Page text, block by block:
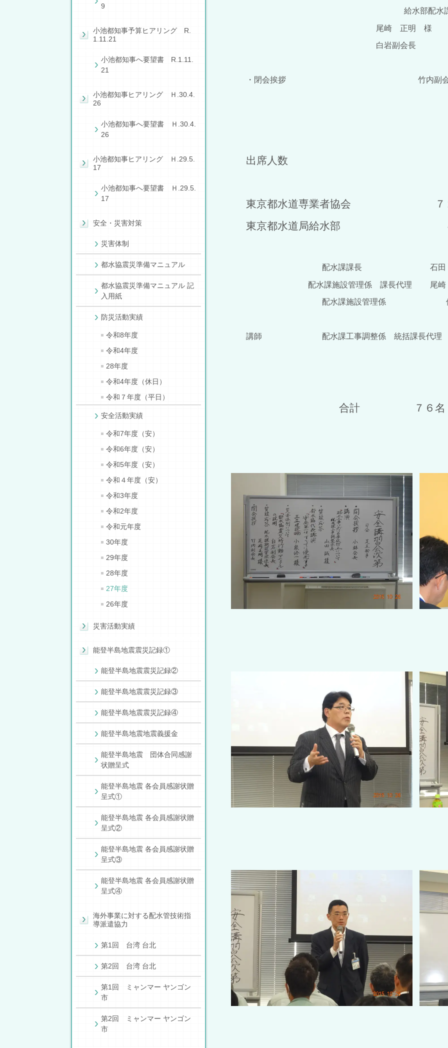
給水部配水
尾崎 正明 様
白岩副会長
・閉会挨拶 竹内副会
出席人数
東京都水道専業者協会 ７
東京都水道局給水部
配水課課長 石田 紀
配水課施設管理係 課長代理 尾
配水課施設管理係 佐々木
講師 配水課工事調整係 統括課長代
合計 ７６名
9
小池都知事予算ヒアリング R.
1.11.21
小池都知事へ要望書 R.1.11.
21
小池都知事ヒアリング Ｈ.30.4.
26
小池都知事へ要望書 Ｈ.30.4.
26
小池都知事ヒアリング Ｈ.29.5.
17
小池都知事へ要望書 Ｈ.29.5.
17
安全・災害対策
災害体制
都水協震災準備マニュアル
都水協震災準備マニュアル 記
入用紙
防災活動実績
令和8年度
令和4年度
28年度
令和4年度（休日）
令和７年度（平日）
安全活動実績
令和7年度（安）
令和6年度（安）
令和5年度（安）
令和４年度（安）
令和3年度
令和2年度
令和元年度
30年度
29年度
28年度
27年度
26年度
災害活動実績
能登半島地震震災記録①
能登半島地震震災記録②
能登半島地震震災記録③
能登半島地震震災記録④
能登半島地震地震義援金
能登半島地震 団体合同感謝
状贈呈式
能登半島地震 各会員感謝状贈
呈式①
能登半島地震 各会員感謝状贈
呈式②
能登半島地震 各会員感謝状贈
呈式③
能登半島地震 各会員感謝状贈
呈式④
海外事業に対する配水管技術指
導派遣協力
第1回 台湾 台北
第2回 台湾 台北
第1回 ミャンマー ヤンゴン
市
第2回 ミャンマー ヤンゴン
市